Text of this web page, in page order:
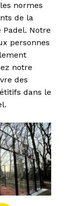
normes
de la
Notre
personnes
notre
des
dans le